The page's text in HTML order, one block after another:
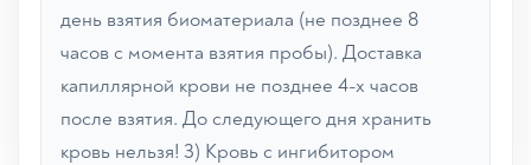
день взятия биоматериала (не позднее 8
часов с момента взятия пробы). Доставка
капиллярной крови не позднее 4-х часов
после взятия. До следующего дня хранить
кровь нельзя! 3) Кровь с ингибитором